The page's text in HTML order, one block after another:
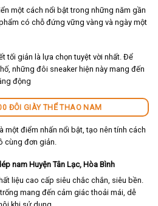
một cách nổi bật trong những năm gần
có chỗ đứng vững vàng và ngày một
tối giản là lựa chọn tuyệt vời nhất. Để
những đôi sneaker hiện này mang đến
động
ĐÔI GIÀY THỂ THAO NAM
một điểm nhấn nổi bật, tạo nên tính cách
cùng đơn giản.
nam Huyện Tân Lạc, Hòa Bình
liệu cao cấp siêu chắc chắn, siêu bền.
mang đến cảm giác thoải mái, dễ